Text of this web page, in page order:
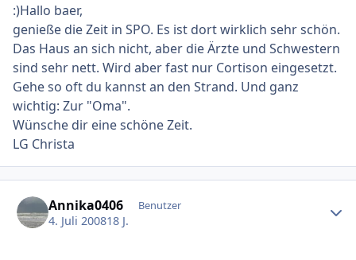
:)Hallo baer,
genieße die Zeit in SPO. Es ist dort wirklich sehr schön.
Das Haus an sich nicht, aber die Ärzte und Schwestern
sind sehr nett. Wird aber fast nur Cortison eingesetzt.
Gehe so oft du kannst an den Strand. Und ganz
wichtig: Zur "Oma".
Wünsche dir eine schöne Zeit.
LG Christa
Annika0406 Benutzer
4. Juli 200818 J.